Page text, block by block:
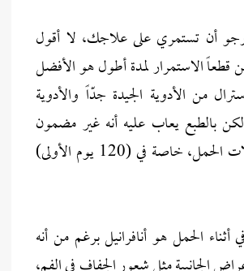
أن تستمري على علاجك، لا أقول
قطعاً الاستمرار لمدة أطول هو الأفضل
من الأدوية الجيدة جدّاً والأدوية
بالطبع يعاب عليه أنه غير مضمون
العواقب في حالات الحمل، خاصة في (120 يوم الأولى)
أثناء الحمل هو أنافرانيل برغم من أنه